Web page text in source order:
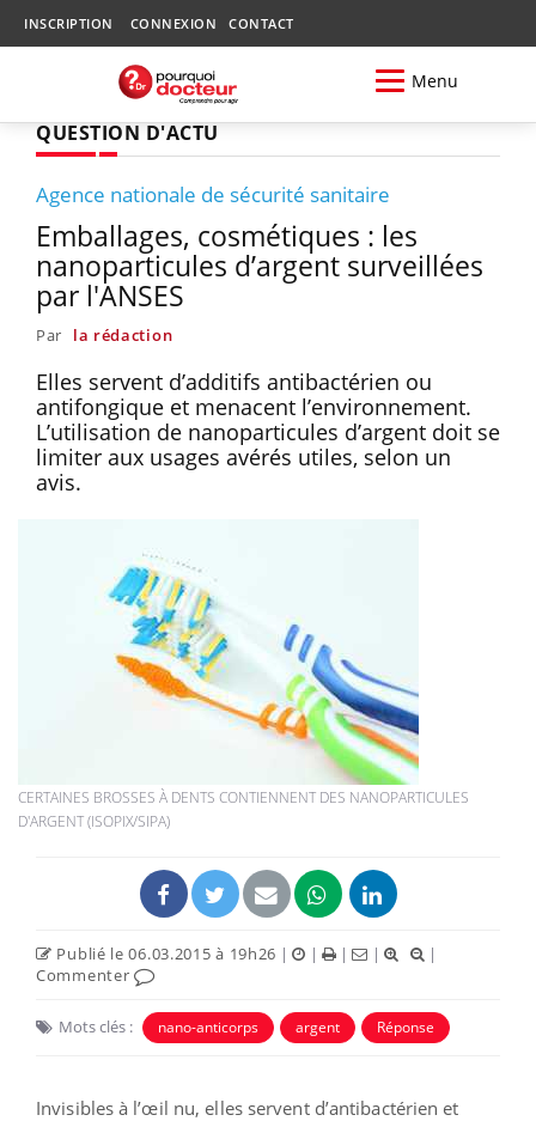
INSCRIPTION CONNEXION CONTACT
Menu
QUESTION D'ACTU
Agence nationale de sécurité sanitaire
Emballages, cosmétiques : les
nanoparticules d’argent surveillées
par l'ANSES
Par la rédaction
Elles servent d’additifs antibactérien ou
antifongique et menacent l’environnement.
L’utilisation de nanoparticules d’argent doit se
limiter aux usages avérés utiles, selon un
avis.
CERTAINES BROSSES À DENTS CONTIENNENT DES NANOPARTICULES
D'ARGENT (ISOPIX/SIPA)
Publié le 06.03.2015 à 19h26 | | | |
|
Commenter
Mots clés : nano-anticorps argent Réponse
Invisibles à l’œil nu, elles servent d’antibactérien et